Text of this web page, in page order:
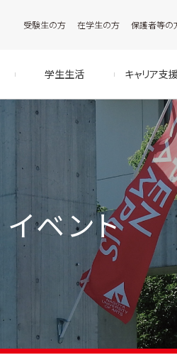
受験生の方 在学生の方 保護者等の
学生生活 キャリア支
イベント